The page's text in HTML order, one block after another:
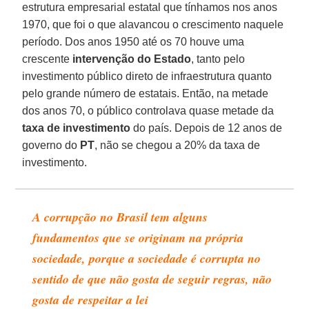
estrutura empresarial estatal que tínhamos nos anos
1970, que foi o que alavancou o crescimento naquele
período. Dos anos 1950 até os 70 houve uma
crescente intervenção do Estado, tanto pelo
investimento público direto de infraestrutura quanto
pelo grande número de estatais. Então, na metade
dos anos 70, o público controlava quase metade da
taxa de investimento do país. Depois de 12 anos de
governo do PT, não se chegou a 20% da taxa de
investimento.
A corrupção no Brasil tem alguns
fundamentos que se originam na própria
sociedade, porque a sociedade é corrupta no
sentido de que não gosta de seguir regras, não
gosta de respeitar a lei